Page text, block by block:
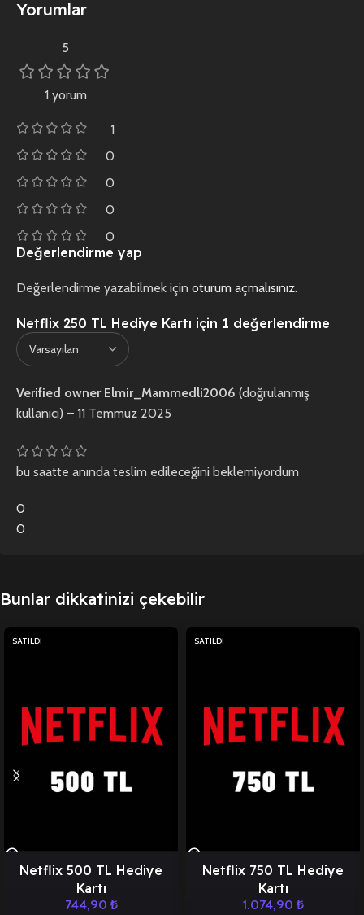
Yorumlar
5
1 yorum
1
0
0
0
0
Netflix 250 TL Hediye Kartı için 1 değerlendirme
Verified owner Elmir_Mammedli2006 (doğrulanmış
kullanıcı) – 11 Temmuz 2025
bu saatte anında teslim edileceğini beklemiyordum
0
0
Değerlendirme yap
Değerlendirme yazabilmek için oturum açmalısınız.
Bunlar dikkatinizi çekebilir
SATILDI
Netflix 500 TL Hediye
Kartı
744,90 ₺
SATILDI
Netflix 750 TL Hediye
Kartı
1.074,90 ₺